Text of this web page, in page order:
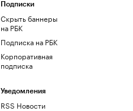
Подписки
Скрыть баннеры
на РБК
Подписка на РБК
Корпоративная
подписка
Уведомления
RSS Новости